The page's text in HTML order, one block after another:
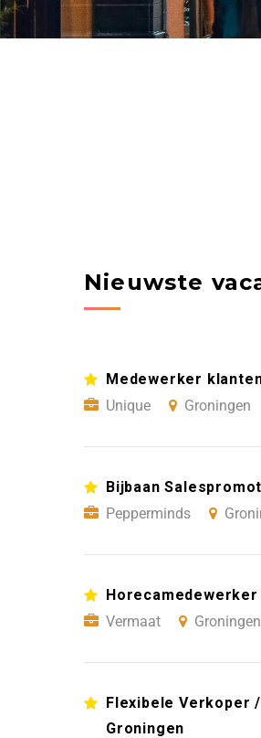
Nieuwste
Medewerker
Unique
Groningen
Bijbaan
Pepperminds
Vermaat
Groningen
Flexibele Verkoper
Groningen